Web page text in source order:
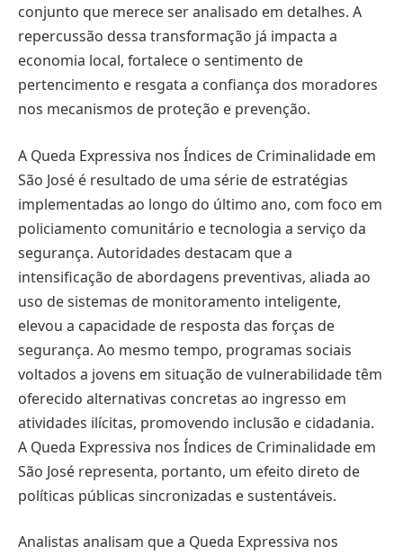
conjunto que merece ser analisado em detalhes. A
repercussão dessa transformação já impacta a
economia local, fortalece o sentimento de
pertencimento e resgata a confiança dos moradores
nos mecanismos de proteção e prevenção.
A Queda Expressiva nos Índices de Criminalidade em
São José é resultado de uma série de estratégias
implementadas ao longo do último ano, com foco em
policiamento comunitário e tecnologia a serviço da
segurança. Autoridades destacam que a
intensificação de abordagens preventivas, aliada ao
uso de sistemas de monitoramento inteligente,
elevou a capacidade de resposta das forças de
segurança. Ao mesmo tempo, programas sociais
voltados a jovens em situação de vulnerabilidade têm
oferecido alternativas concretas ao ingresso em
atividades ilícitas, promovendo inclusão e cidadania.
A Queda Expressiva nos Índices de Criminalidade em
São José representa, portanto, um efeito direto de
políticas públicas sincronizadas e sustentáveis.
Analistas analisam que a Queda Expressiva nos